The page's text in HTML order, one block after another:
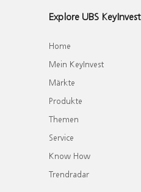
Explore UBS KeyInvest
Home
Mein KeyInvest
Märkte
Produkte
Themen
Service
Know How
Trendradar